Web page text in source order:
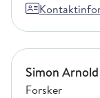
Simon Arnold Lewin
Simon
Forsker